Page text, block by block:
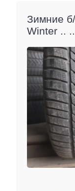
Зимние
Winter ..